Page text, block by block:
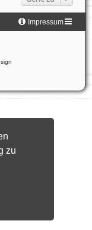
zu
Impressum